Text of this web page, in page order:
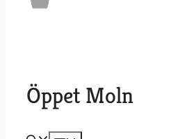
Öppet Moln